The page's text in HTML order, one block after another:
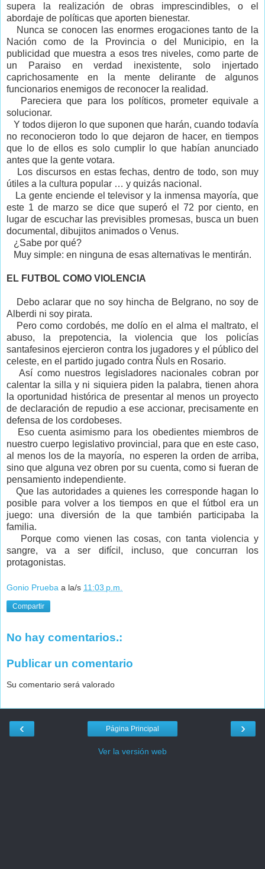
supera la realización de obras imprescindibles, o el
abordaje de políticas que aporten bienestar.
Nunca se conocen las enormes erogaciones tanto de la
Nación como de la Provincia o del Municipio, en la
publicidad que muestra a esos tres niveles, como parte de
un Paraiso en verdad inexistente, solo injertado
caprichosamente en la mente delirante de algunos
funcionarios enemigos de reconocer la realidad.
Pareciera que para los políticos, prometer equivale a
solucionar.
Y todos dijeron lo que suponen que harán, cuando todavía
no reconocieron todo lo que dejaron de hacer, en tiempos
que lo de ellos es solo cumplir lo que habían anunciado
antes que la gente votara.
Los discursos en estas fechas, dentro de todo, son muy
útiles a la cultura popular … y quizás nacional.
La gente enciende el televisor y la inmensa mayoría, que
este 1 de marzo se dice que superó el 72 por ciento, en
lugar de escuchar las previsibles promesas, busca un buen
documental, dibujitos animados o Venus.
¿Sabe por qué?
Muy simple: en ninguna de esas alternativas le mentirán.
EL FUTBOL COMO VIOLENCIA
Debo aclarar que no soy hincha de Belgrano, no soy de
Alberdi ni soy pirata.
Pero como cordobés, me dolío en el alma el maltrato, el
abuso, la prepotencia, la violencia que los policías
santafesinos ejercieron contra los jugadores y el público del
celeste, en el partido jugado contra Ñuls en Rosario.
Así como nuestros legisladores nacionales cobran por
calentar la silla y ni siquiera piden la palabra, tienen ahora
la oportunidad histórica de presentar al menos un proyecto
de declaración de repudio a ese accionar, precisamente en
defensa de los cordobeses.
Eso cuenta asimismo para los obedientes miembros de
nuestro cuerpo legislativo provincial, para que en este caso,
al menos los de la mayoría,
no esperen la orden de arriba,
sino que alguna vez obren por su cuenta, como si fueran de
pensamiento independiente.
Que las autoridades a quienes les corresponde hagan lo
posible para volver a los tiempos en que el fútbol era un
juego: una diversión de la que también participaba la
familia.
Porque como vienen las cosas, con tanta violencia y
sangre, va a ser difícil, incluso, que concurran los
protagonistas.
Gonio Prueba a la/s 11:03 p.m.
Compartir
No hay comentarios.:
Publicar un comentario
Su comentario será valorado
‹ ›
Página Principal
Ver la versión web